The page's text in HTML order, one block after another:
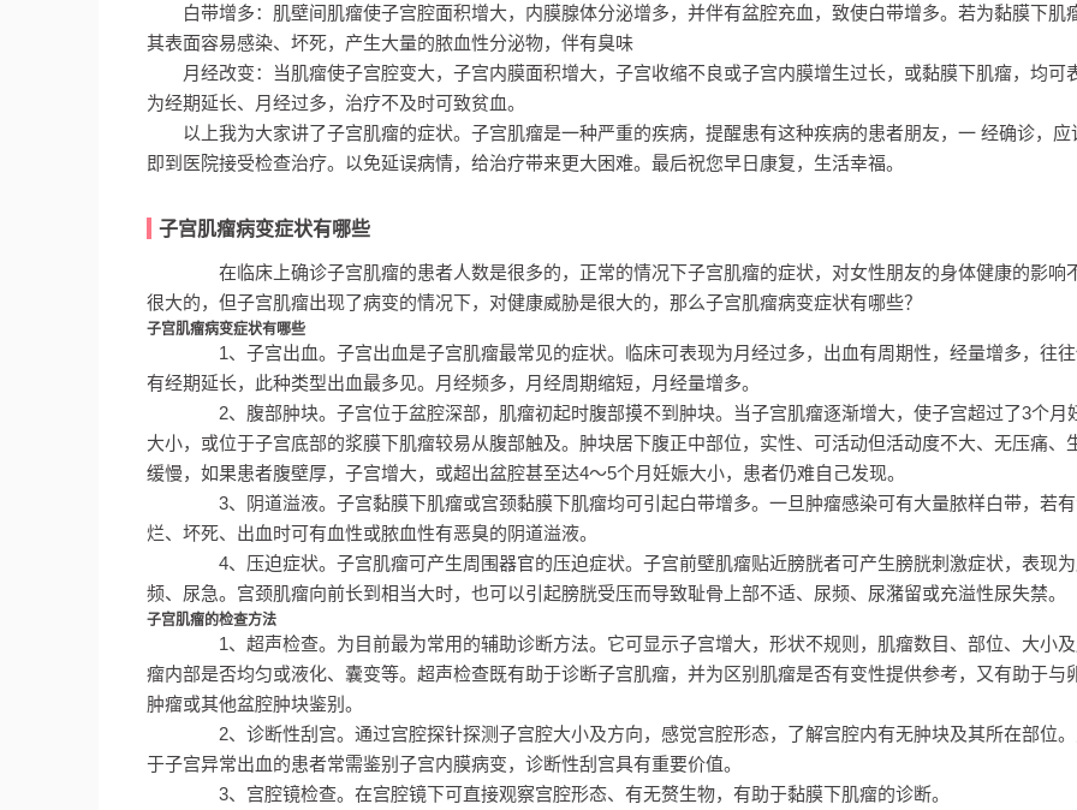
白带增多：肌壁间肌瘤使子宫腔面积增大，内膜腺体分泌增多，并伴有盆腔充血，致使白带增多。若为黏膜下肌
其表面容易感染、坏死，产生大量的脓血性分泌物，伴有臭味
月经改变：当肌瘤使子宫腔变大，子宫内膜面积增大，子宫收缩不良或子宫内膜增生过长，或黏膜下肌瘤，均可
为经期延长、月经过多，治疗不及时可致贫血。
以上我为大家讲了子宫肌瘤的症状。子宫肌瘤是一种严重的疾病，提醒患有这种疾病的患者朋友，一 经确诊，应
即到医院接受检查治疗。以免延误病情，给治疗带来更大困难。最后祝您早日康复，生活幸福。
子宫肌瘤病变症状有哪些
在临床上确诊子宫肌瘤的患者人数是很多的，正常的情况下子宫肌瘤的症状，对女性朋友的身体健康的影响
很大的，但子宫肌瘤出现了病变的情况下，对健康威胁是很大的，那么子宫肌瘤病变症状有哪些？
子宫肌瘤病变症状有哪些
1、子宫出血。子宫出血是子宫肌瘤最常见的症状。临床可表现为月经过多，出血有周期性，经量增多，往
有经期延长，此种类型出血最多见。月经频多，月经周期缩短，月经量增多。
2、腹部肿块。子宫位于盆腔深部，肌瘤初起时腹部摸不到肿块。当子宫肌瘤逐渐增大，使子宫超过了3个月
大小，或位于子宫底部的浆膜下肌瘤较易从腹部触及。肿块居下腹正中部位，实性、可活动但活动度不大、无压痛、
缓慢，如果患者腹壁厚，子宫增大，或超出盆腔甚至达4～5个月妊娠大小，患者仍难自己发现。
3、阴道溢液。子宫黏膜下肌瘤或宫颈黏膜下肌瘤均可引起白带增多。一旦肿瘤感染可有大量脓样白带，若
烂、坏死、出血时可有血性或脓血性有恶臭的阴道溢液。
4、压迫症状。子宫肌瘤可产生周围器官的压迫症状。子宫前壁肌瘤贴近膀胱者可产生膀胱刺激症状，表现
频、尿急。宫颈肌瘤向前长到相当大时，也可以引起膀胱受压而导致耻骨上部不适、尿频、尿潴留或充溢性尿失禁。
子宫肌瘤的检查方法
1、超声检查。为目前最为常用的辅助诊断方法。它可显示子宫增大，形状不规则，肌瘤数目、部位、大小
瘤内部是否均匀或液化、囊变等。超声检查既有助于诊断子宫肌瘤，并为区别肌瘤是否有变性提供参考，又有助于与
肿瘤或其他盆腔肿块鉴别。
2、诊断性刮宫。通过宫腔探针探测子宫腔大小及方向，感觉宫腔形态，了解宫腔内有无肿块及其所在部位
于子宫异常出血的患者常需鉴别子宫内膜病变，诊断性刮宫具有重要价值。
3、宫腔镜检查。在宫腔镜下可直接观察宫腔形态、有无赘生物，有助于黏膜下肌瘤的诊断。